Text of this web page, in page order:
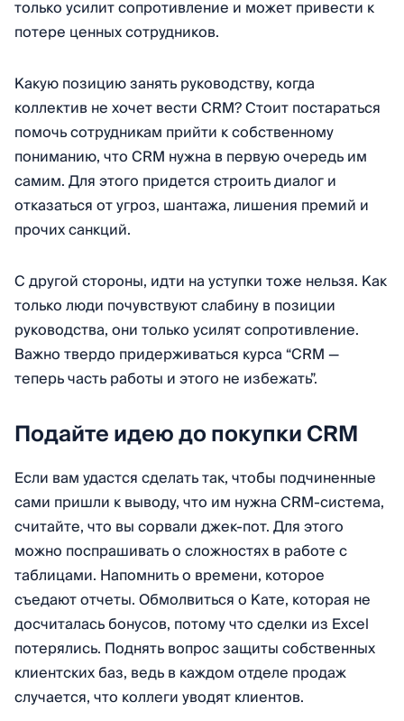
только усилит сопротивление и может привести к
потере ценных сотрудников.
Какую позицию занять руководству, когда
коллектив не хочет вести CRM? Стоит постараться
помочь сотрудникам прийти к собственному
пониманию, что CRM нужна в первую очередь им
самим. Для этого придется строить диалог и
отказаться от угроз, шантажа, лишения премий и
прочих санкций.
С другой стороны, идти на уступки тоже нельзя. Как
только люди почувствуют слабину в позиции
руководства, они только усилят сопротивление.
Важно твердо придерживаться курса “CRM —
теперь часть работы и этого не избежать”.
Подайте идею до покупки CRM
Если вам удастся сделать так, чтобы подчиненные
сами пришли к выводу, что им нужна CRM-система,
считайте, что вы сорвали джек-пот. Для этого
можно поспрашивать о сложностях в работе с
таблицами. Напомнить о времени, которое
съедают отчеты. Обмолвиться о Кате, которая не
досчиталась бонусов, потому что сделки из Excel
потерялись. Поднять вопрос защиты собственных
клиентских баз, ведь в каждом отделе продаж
случается, что коллеги уводят клиентов.